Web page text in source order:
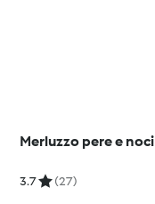
Merluzzo pere e noci
3.7 (27)